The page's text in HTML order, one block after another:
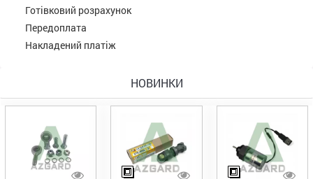
Готівковий розрахунок
Передоплата
Накладений платіж
НОВИНКИ